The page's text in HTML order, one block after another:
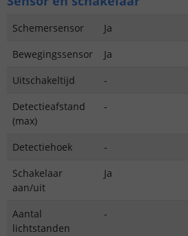
Schemersensor
Ja
Bewegingssensor
Ja
Uitschakeltijd
-
Detectieafstand
(max)
-
Detectiehoek
-
Schakelaar
aan/uit
Ja
Aantal
lichtstanden
-